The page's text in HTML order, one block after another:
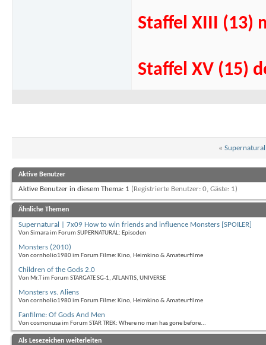
Staffel XIII (13)
Staffel XV (15)
«
Aktive Benutzer
Aktive Benutzer in diesem Thema: 1 (Registrierte Benutzer: 0, Gäste: 1)
Ähnliche Themen
Supernatural | 7x09 How to win friends and influence Monsters [SPOILER]
Von Simara im Forum SUPERNATURAL: Episoden
Monsters (2010)
Von cornholio1980 im Forum Filme: Kino, Heimkino & Amateurfilme
Children of the Gods 2.0
Von Mr.T im Forum STARGATE SG-1, ATLANTIS, UNIVERSE
Monsters vs. Aliens
Von cornholio1980 im Forum Filme: Kino, Heimkino & Amateurfilme
Fanfilme: Of Gods And Men
Von cosmonusa im Forum STAR TREK: Where no man has gone before...
Als Lesezeichen weiterleiten